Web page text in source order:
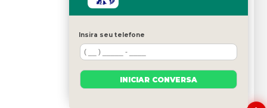
QUEM SOMOS
BLOG
FILHOTES
Insira seu telefone
INICIAR CONVERSA